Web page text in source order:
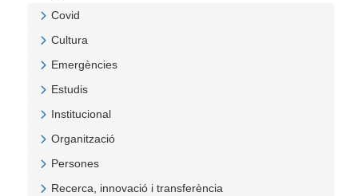
Covid
Cultura
Emergències
Estudis
Institucional
Organització
Persones
Recerca, innovació i transferència